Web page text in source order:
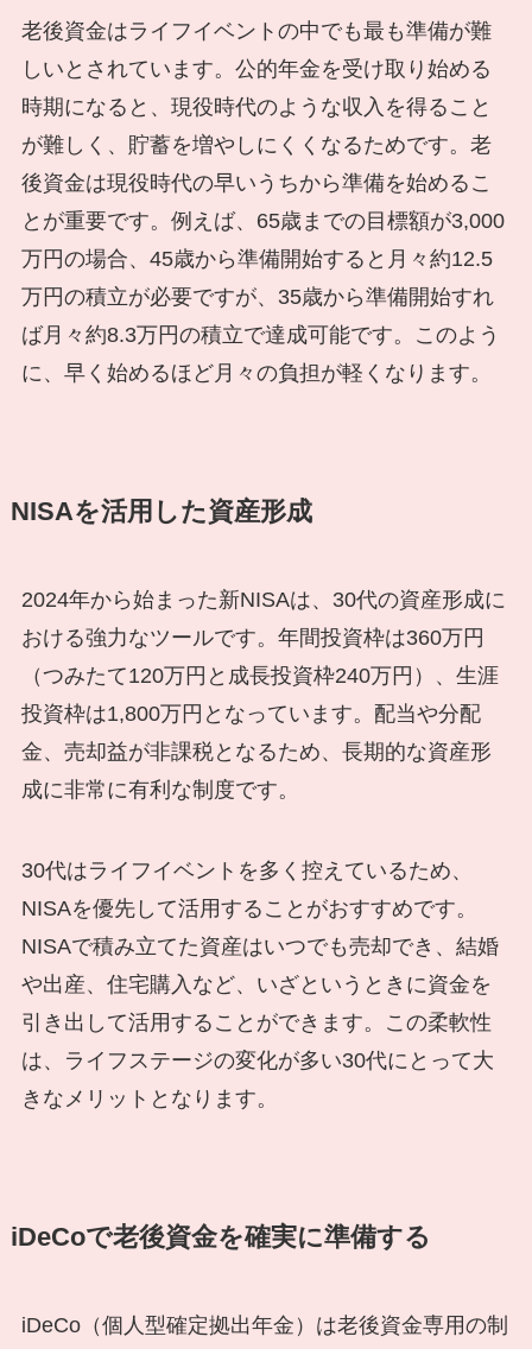
老後資金はライフイベントの中でも最も準備が難
しいとされています。公的年金を受け取り始める
時期になると、現役時代のような収入を得ること
が難しく、貯蓄を増やしにくくなるためです。老
後資金は現役時代の早いうちから準備を始めるこ
とが重要です。例えば、65歳までの目標額が3,000
万円の場合、45歳から準備開始すると月々約12.5
万円の積立が必要ですが、35歳から準備開始すれ
ば月々約8.3万円の積立で達成可能です。このよう
に、早く始めるほど月々の負担が軽くなります。
NISAを活用した資産形成
2024年から始まった新NISAは、30代の資産形成に
おける強力なツールです。年間投資枠は360万円
（つみたて120万円と成長投資枠240万円）、生涯
投資枠は1,800万円となっています。配当や分配
金、売却益が非課税となるため、長期的な資産形
成に非常に有利な制度です。
30代はライフイベントを多く控えているため、
NISAを優先して活用することがおすすめです。
NISAで積み立てた資産はいつでも売却でき、結婚
や出産、住宅購入など、いざというときに資金を
引き出して活用することができます。この柔軟性
は、ライフステージの変化が多い30代にとって大
きなメリットとなります。
iDeCoで老後資金を確実に準備する
iDeCo（個人型確定拠出年金）は老後資金専用の制